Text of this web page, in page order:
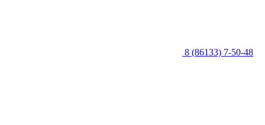
8 (86133) 7-50-48